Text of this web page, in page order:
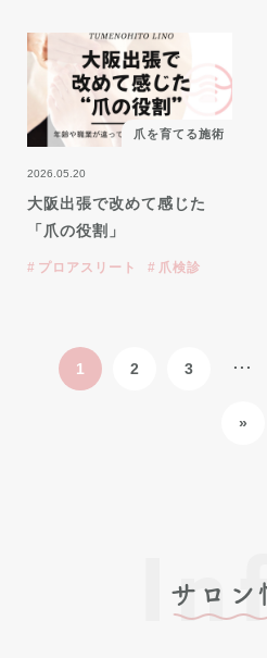
爪を育てる施術
2026.05.20
大阪出張で改めて感じた
「爪の役割」
プロアスリート 爪検診
1 2 3 ...
»
サロン